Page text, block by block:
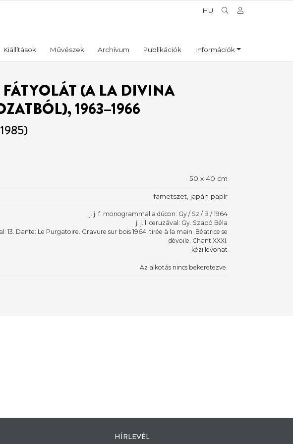
HU
Kiállítások Művészek Archívum Publikációk Információk
FÁTYOLÁT (A LA DIVINA
1963–1966
50 x 40 cm
fametszet, japán papír
j. j. f. monogrammal a dúcon: Gy / Sz / B / 1964
j. j. l. ceruzával: Gy. Szabó Béla
13. Dante: Le Purgatoire. Gravure sur bois 1964, tirée à la main. Béatrice se
dévoile. Chant XXXI.
kézi levonat
Az alkotás nincs bekeretezve.
HÍRLEVÉL